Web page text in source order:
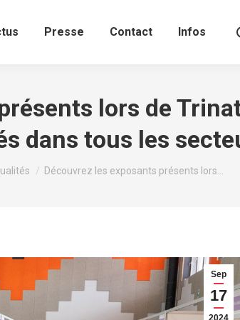
Presse Contact Infos
lors de
dans tous les
Découvrez les exposants présents lors…
Sep
17
2024